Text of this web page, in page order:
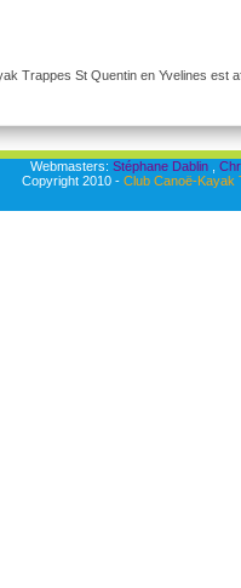
Trappes St Quentin en Yvelines est
Webmasters: Stéphane Dablin,
Copyright 2010 - Club Canoë-Kayak